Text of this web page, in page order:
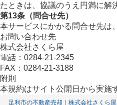
たときは、協議のうえ円満に解
第13条（問合せ先）
本サービスにかかる問合せ先は
お問い合わせ先
株式会社さくら屋
電話：0284-21-2345
FAX：0284-21-3188
附則
本規約はサイト公開日から実施
足利市の不動産売却｜株式会社さくら屋